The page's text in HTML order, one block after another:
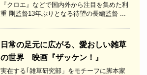
『クロエ』などで国内外から注目を集めた利
重 剛監督13年ぶりとなる待望の長編監督 ...
日常の足元に広がる、愛おしい雑草
の世界 映画『ザッケン！』
実在する｢雑草研究部」をモチーフに脚本家